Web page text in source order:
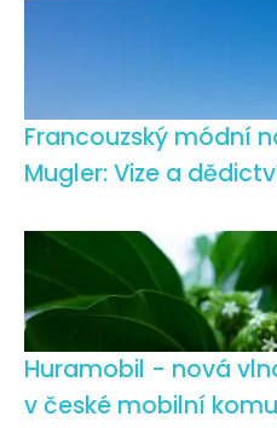
Francouzský módní
Mugler: Vize a
Huramobil - nová
v české mobilní